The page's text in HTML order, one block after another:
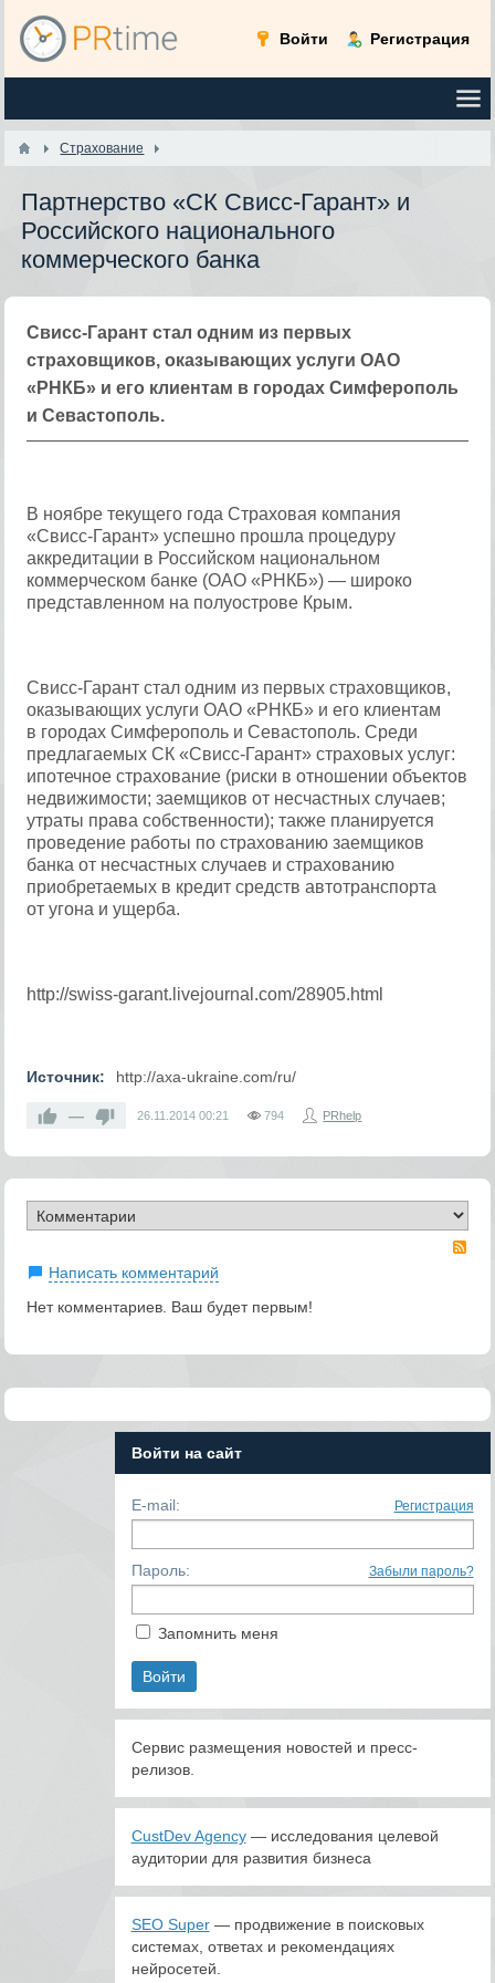
Войти Регистрация
Страхование
Партнерство «СК Свисс-Гарант» и
Российского национального
коммерческого банка
Свисс-Гарант стал одним из первых
страховщиков, оказывающих услуги ОАО
«РНКБ» и его клиентам в городах Симферополь
и Севастополь.
В ноябре текущего года Страховая компания
«Свисс-Гарант» успешно прошла процедуру
аккредитации в Российском национальном
коммерческом банке (ОАО «РНКБ») — широко
представленном на полуострове Крым.
Свисс-Гарант стал одним из первых страховщиков,
оказывающих услуги ОАО «РНКБ» и его клиентам
в городах Симферополь и Севастополь. Среди
предлагаемых СК «Свисс-Гарант» страховых услуг:
ипотечное страхование (риски в отношении объектов
недвижимости; заемщиков от несчастных случаев;
утраты права собственности); также планируется
проведение работы по страхованию заемщиков
банка от несчастных случаев и страхованию
приобретаемых в кредит средств автотранспорта
от угона и ущерба.
http://swiss-garant.livejournal.com/28905.html
Источник: http://axa-ukraine.com/ru/
— 26.11.2014 00:21 794 PRhelp
Написать комментарий
Нет комментариев. Ваш будет первым!
Войти на сайт
E-mail: Регистрация
Пароль: Забыли пароль?
Запомнить меня
Сервис размещения новостей и пресс-
релизов.
CustDev Agency— исследования целевой
аудитории для развития бизнеса
SEO Super— продвижение в поисковых
системах, ответах и рекомендациях
нейросетей.